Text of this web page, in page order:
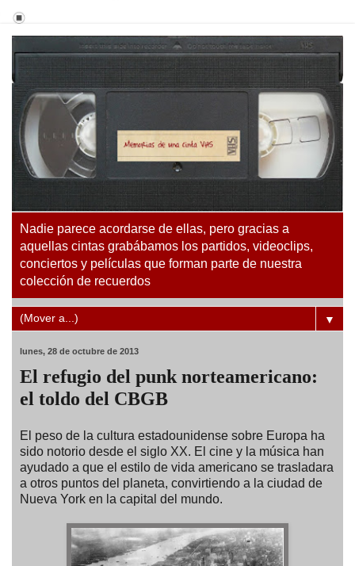
Nadie parece acordarse de ellas, pero gracias a
aquellas cintas grabábamos los partidos, videoclips,
conciertos y películas que forman parte de nuestra
colección de recuerdos
▼
lunes, 28 de octubre de 2013
El refugio del punk norteamericano:
el toldo del CBGB
El peso de la cultura estadounidense sobre Europa ha
sido notorio desde el siglo XX. El cine y la música han
ayudado a que el estilo de vida americano se trasladara
a otros puntos del planeta, convirtiendo a la ciudad de
Nueva York en la capital del mundo.